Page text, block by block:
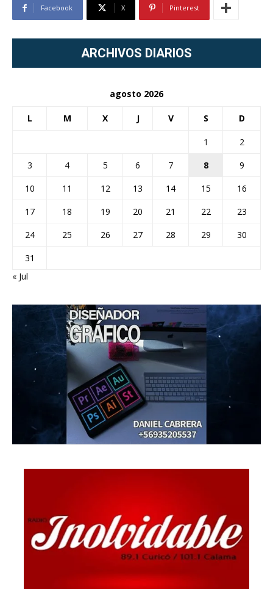
Facebook X Pinterest
ARCHIVOS DIARIOS
agosto 2026
L M X J V S D
1
2
3
4 5 6 7 8
9
10
11 12 13 14 15
16
17
18 19 20 21 22
23
24
25 26 27 28 29
30
31
« Jul